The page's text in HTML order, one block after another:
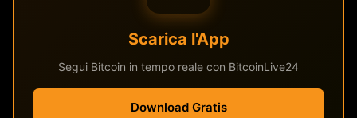
Scarica l'App
Segui Bitcoin in tempo reale con BitcoinLive24
Download Gratis